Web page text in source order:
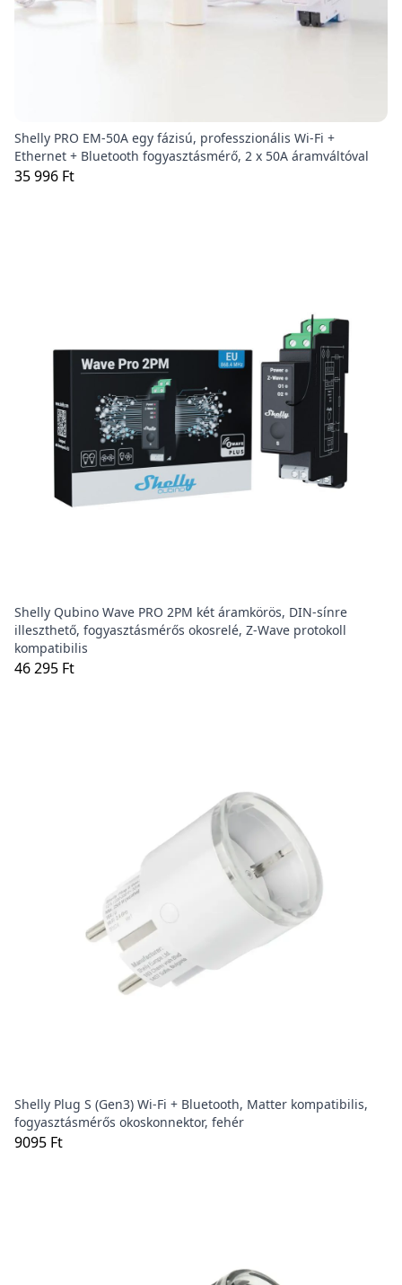
Shelly PRO EM-50A egy fázisú, professzionális Wi-Fi +
Ethernet + Bluetooth fogyasztásmérő, 2 x 50A áramváltóval
35 996 Ft
Shelly Qubino Wave PRO 2PM két áramkörös, DIN-sínre
illeszthető, fogyasztásmérős okosrelé, Z-Wave protokoll
kompatibilis
46 295 Ft
Shelly Plug S (Gen3) Wi-Fi + Bluetooth, Matter kompatibilis,
fogyasztásmérős okoskonnektor, fehér
9095 Ft